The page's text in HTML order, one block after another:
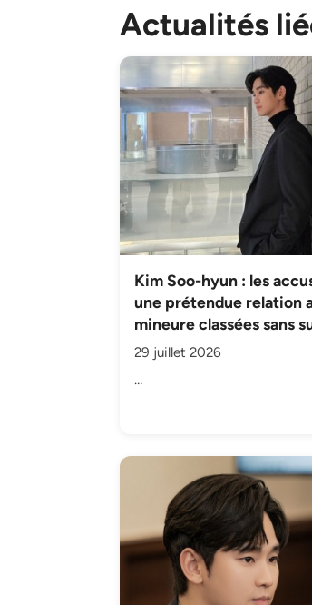
Actualités
Kim Soo-hyun : les
une prétendue relation
mineure classées sans
29 juillet 2026
…